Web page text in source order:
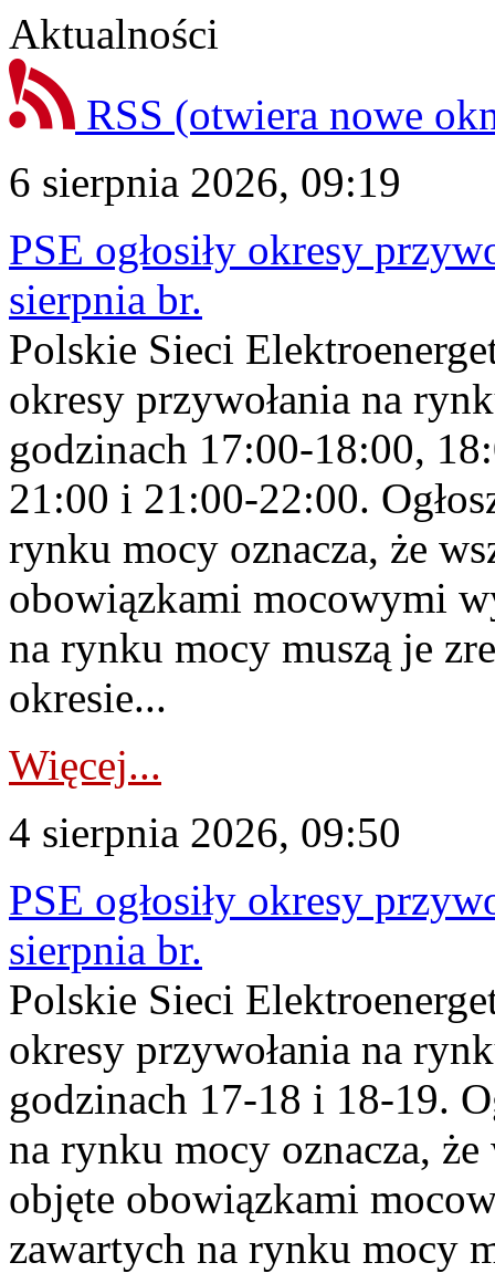
Aktualności
RSS (otwiera nowe
6 sierpnia 2026, 09:19
PSE ogłosiły okresy
sierpnia br.
Polskie Sieci
okresy przywołania na
godzinach 17:00-18:00,
21:00 i 21:00-22:00.
rynku mocy oznacza, że
obowiązkami mocowymi
na rynku mocy muszą je
okresie...
Więcej...
4 sierpnia 2026, 09:50
PSE ogłosiły okresy
sierpnia br.
Polskie Sieci
okresy przywołania na
godzinach 17-18 i 18-19.
na rynku mocy oznacza,
objęte obowiązkami
zawartych na rynku mocy